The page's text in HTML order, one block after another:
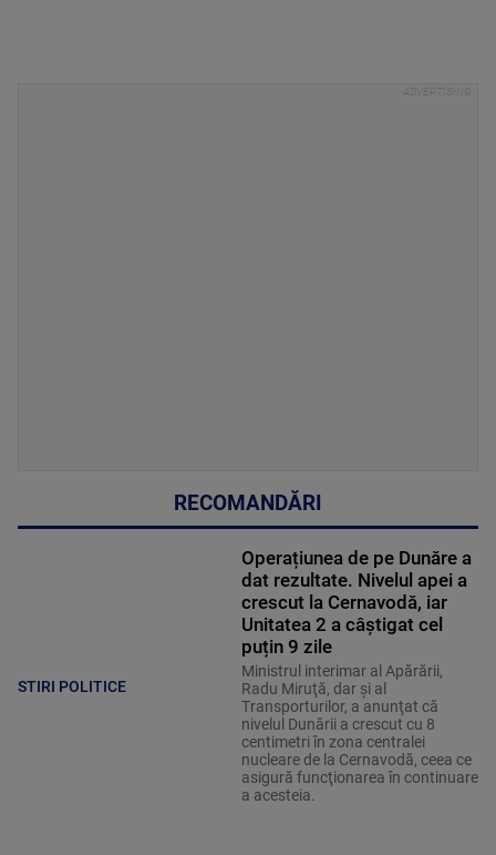
RECOMANDĂRI
STIRI POLITICE
Operațiunea de pe Dunăre a
dat rezultate. Nivelul apei a
crescut la Cernavodă, iar
Unitatea 2 a câștigat cel
puțin 9 zile
Ministrul interimar al Apărării,
Radu Miruţă, dar şi al
Transporturilor, a anunţat că
nivelul Dunării a crescut cu 8
centimetri în zona centralei
nucleare de la Cernavodă, ceea ce
asigură funcţionarea în continuare
a acesteia.